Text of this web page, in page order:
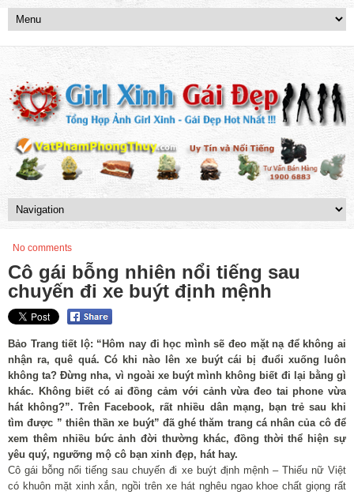
No comments
Cô gái bỗng nhiên nổi tiếng sau
chuyến đi xe buýt định mệnh
Bảo Trang tiết lộ: “Hôm nay đi học mình sẽ đeo mặt nạ để không ai
nhận ra, quê quá. Có khi nào lên xe buýt cái bị đuổi xuống luôn
không ta? Đừng nha, vì ngoài xe buýt mình không biết đi lại bằng gì
khác. Không biết có ai đồng cảm với cảnh vừa đeo tai phone vừa
hát không?”. Trên Facebook, rất nhiều dân mạng, bạn trẻ sau khi
tìm được ” thiên thần xe buýt” đã ghé thăm trang cá nhân của cô để
xem thêm nhiều bức ảnh đời thường khác, đồng thời thể hiện sự
yêu quý, ngưỡng mộ cô bạn xinh đẹp, hát hay.
Cô gái bỗng nổi tiếng sau chuyến đi xe buýt định mệnh– Thiếu nữ Việt
có khuôn mặt xinh xắn, ngồi trên xe hát nghêu ngao khoe chất giọng rất